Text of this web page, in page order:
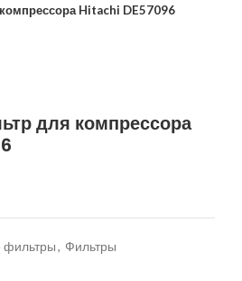
Hitachi DE57096
для компрессора
, Фильтры